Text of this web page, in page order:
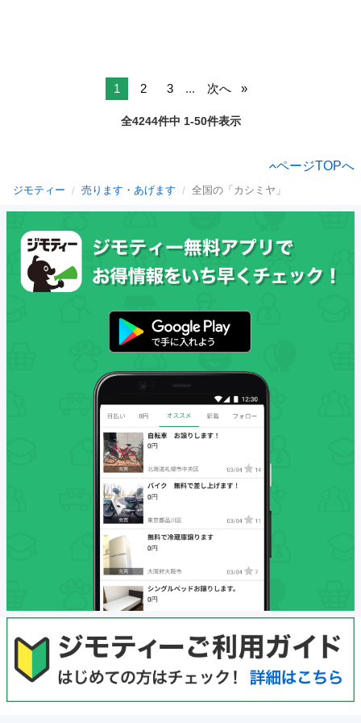
1 2 3 ... 次へ
全4244件中 1-50件表示
ページTOPへ
ジモティー 売ります・あげます 全国の「カシミヤ」